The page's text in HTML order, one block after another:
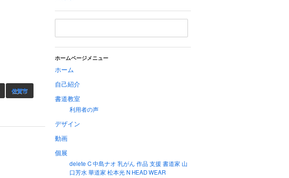
佐賀市
ホームページメニュー
ホーム
自己紹介
書道教室
利用者の声
デザイン
動画
個展
delete C 中島ナオ 乳がん 作品 支援 書道家 山
口芳水 華道家 松本光 N HEAD WEAR